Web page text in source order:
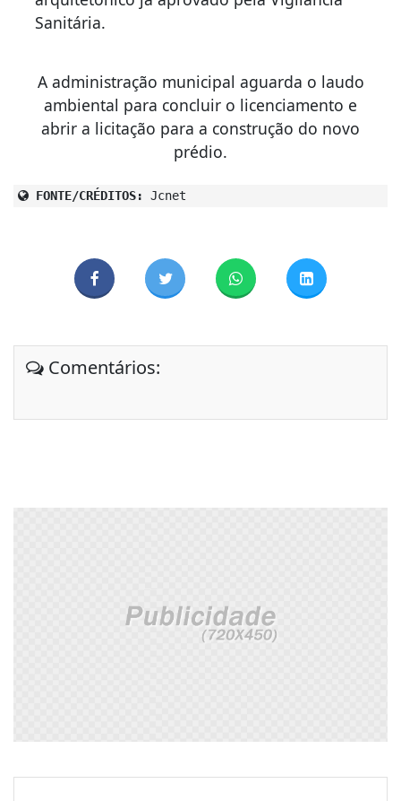
Sanitária.
A administração municipal aguarda o laudo
ambiental para concluir o licenciamento e
abrir a licitação para a construção do novo
prédio.
FONTE/CRÉDITOS: Jcnet
Comentários: